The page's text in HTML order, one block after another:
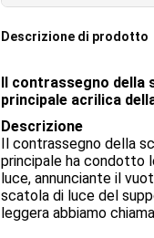
Descrizione di prodotto
Il contrassegno della
principale acrilica
Descrizione
Il contrassegno della
principale ha condotto
luce, annunciante il
scatola di luce del
leggera abbiamo